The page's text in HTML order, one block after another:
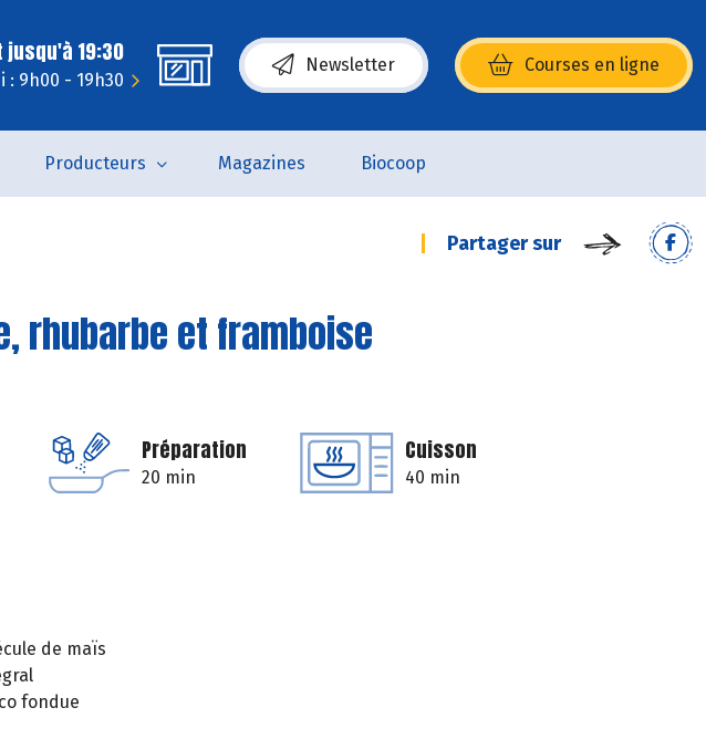
jusqu'à 19:30
: 9h00 - 19h30
Newsletter Courses en ligne
(s’ouvre dans une nouvelle fenêtre)
Producteurs Magazines Biocoop
Partager sur
rhubarbe et framboise
Préparation
20 min
Cuisson
40 min
de maïs
fondue